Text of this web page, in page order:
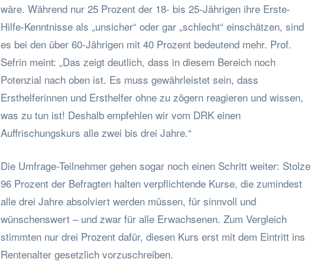
wäre. Während nur 25 Prozent der 18- bis 25-Jährigen ihre Erste-
Hilfe-Kenntnisse als „unsicher“ oder gar „schlecht“ einschätzen, sind
es bei den über 60-Jährigen mit 40 Prozent bedeutend mehr. Prof.
Sefrin meint: „Das zeigt deutlich, dass in diesem Bereich noch
Potenzial nach oben ist. Es muss gewährleistet sein, dass
Ersthelferinnen und Ersthelfer ohne zu zögern reagieren und wissen,
was zu tun ist! Deshalb empfehlen wir vom DRK einen
Auffrischungskurs alle zwei bis drei Jahre.“
Die Umfrage-Teilnehmer gehen sogar noch einen Schritt weiter: Stolze
96 Prozent der Befragten halten verpflichtende Kurse, die zumindest
alle drei Jahre absolviert werden müssen, für sinnvoll und
wünschenswert – und zwar für alle Erwachsenen. Zum Vergleich
stimmten nur drei Prozent dafür, diesen Kurs erst mit dem Eintritt ins
Rentenalter gesetzlich vorzuschreiben.